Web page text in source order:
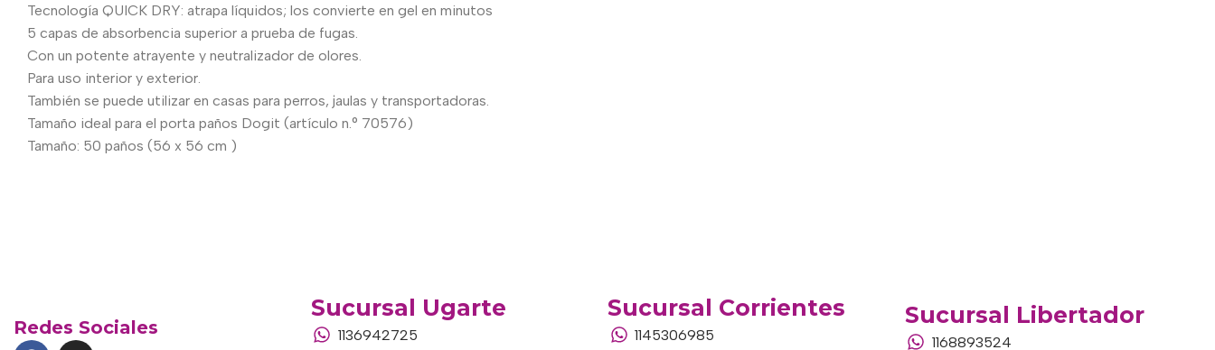
Tecnología QUICK DRY: atrapa líquidos; los convierte en gel en minutos
5 capas de absorbencia superior a prueba de fugas.
Con un potente atrayente y neutralizador de olores.
Para uso interior y exterior.
También se puede utilizar en casas para perros, jaulas y transportadoras.
Tamaño ideal para el porta paños Dogit (artículo n.° 70576)
Tamaño: 50 paños (56 x 56 cm )
Redes Sociales
Sucursal Ugarte
1136942725
Sucursal Corrientes
1145306985
Sucursal Libertador
1168893524